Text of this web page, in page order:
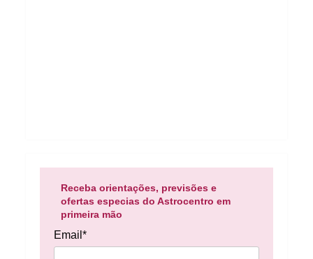
Receba orientações, previsões e
ofertas especias do Astrocentro em
primeira mão
Email*